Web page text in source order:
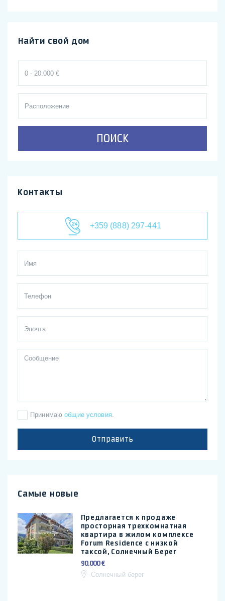
Найти свой дом
ПОИСК
Контакты
+359 (888) 297-441
Принимаюобщие условия.
Отправить
Самые новые
Предлагается к продаже
просторная трехкомнатная
квартира в жилом комплексе
Forum Residence с низкой
таксой, Солнечный Берег
90.000 €
Солнечный берег